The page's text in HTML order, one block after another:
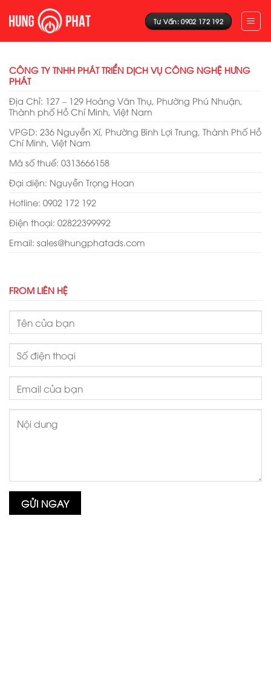
Tư Vấn: 0902 172 192
CÔNG TY TNHH PHÁT TRIỂN DỊCH VỤ CÔNG NGHỆ HƯNG
PHÁT
Địa Chỉ: 127 – 129 Hoàng Văn Thụ, Phường Phú Nhuận,
Thành phố Hồ Chí Minh, Việt Nam
VPGD: 236 Nguyễn Xí, Phường Bình Lợi Trung, Thành Phố Hồ
Chí Minh, Việt Nam
Mã số thuế: 0313666158
Đại diện: Nguyễn Trọng Hoan
Hotline: 0902 172 192
Điện thoại: 02822399992
Email: sales@hungphatads.com
FROM LIÊN HỆ